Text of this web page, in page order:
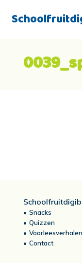
Snacks
Quizzen
Voorleesverhalen
Contact